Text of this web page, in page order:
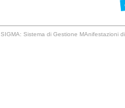
SIGMA: Sistema di Gestione MAnifestazioni